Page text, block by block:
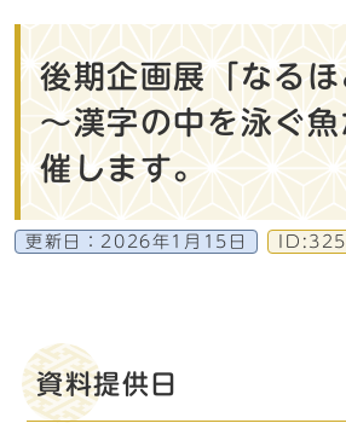
後期企画展「なる
～漢字の中を泳ぐ
催します。
更新日： 2026年1月15日
資料提供日